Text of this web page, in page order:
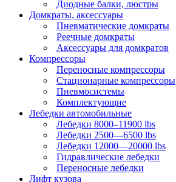
Диодные балки, люстры
Домкраты, аксессуары
Пневматические домкраты
Реечные домкраты
Аксессуары для домкратов
Компрессоры
Переносные компрессоры
Стационарные компрессоры
Пневмосистемы
Комплектующие
Лебедки автомобильные
Лебедки 8000–11900 lbs
Лебедки 2500—6500 lbs
Лебедки 12000—20000 lbs
Гидравлические лебедки
Переносные лебедки
Лифт кузова